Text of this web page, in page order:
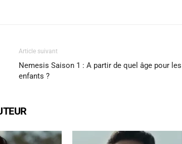
Article suivant
Nemesis Saison 1 : A partir de quel âge pour les
enfants ?